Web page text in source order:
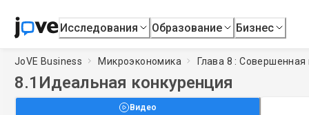
Исследования Образование Бизнес
JoVE Business Микроэкономика Глава 8 : Совершенная
8.1 Идеальная конкуренция
Видео